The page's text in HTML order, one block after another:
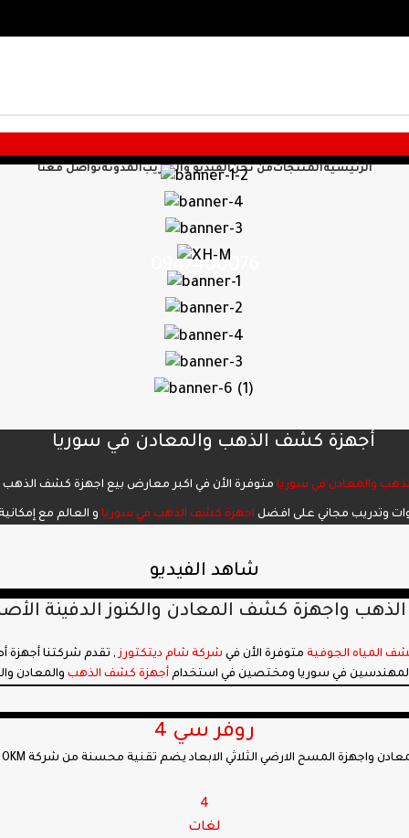
الرئيسيةالمنتجاتمن نحنالفيديو والتدريبالمدونةتواصل معنا
0947400076
أجهزة كشف الذهب والمعادن في سوريا
والمعادن في سوريا متوفرة الأن في اكبر معارض بيع اجهزة كشف الذهب
اجهزة كشف الذهب في سوريا و العالم مع
شاهد الفيديو
واجهزة كشف المعادن والكنوز الدفينة
المياه الجوفية متوفرة الأن في شركة شام ديتكتورز
في سوريا ومختصين في استخدام أجهزة كشف الذهب والمعادن
روفر سي 4
4
لغات